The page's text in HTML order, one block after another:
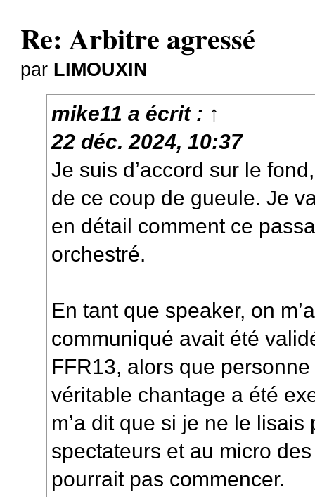
Re: Arbitre agressé
par LIMOUXIN
mike11 a écrit : ↑
22 déc. 2024, 10:37
Je suis d’accord sur le
de ce coup de gueule. Je
en détail comment ce
orchestré.
En tant que speaker, on
communiqué avait été
FFR13, alors que
véritable chantage a été
m’a dit que si je ne le lisais
spectateurs et au micro
pourrait pas commencer.